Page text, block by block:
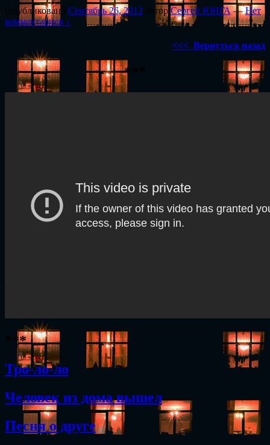
Опубликовано Сентябрь 26, 2012 авторСергей ЮНГА —Нет
комментариев ↓
<<< Вернуться назад
***
***
Тро-ло-ло
Человек из дома вышел
Песня о друге